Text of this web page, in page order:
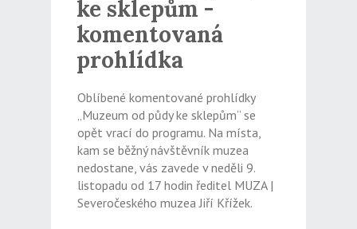
ke sklepům -
komentovaná
prohlídka
Oblíbené komentované prohlídky
„Muzeum od půdy ke sklepům“ se
opět vrací do programu. Na místa,
kam se běžný návštěvník muzea
nedostane, vás zavede v neděli 9.
listopadu od 17 hodin ředitel MUZA |
Severočeského muzea Jiří Křížek.